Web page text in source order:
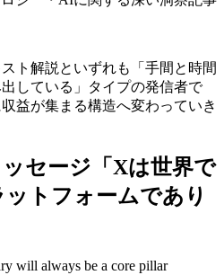
ト解説といずれも「手間と時間
している」タイプの発信者で
益が集まる構造へ変わっていき
セージ「Xは世界で
トフォームであり
will always be a core pillar